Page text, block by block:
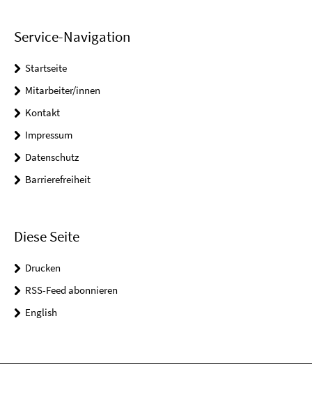
Service-Navigation
Startseite
Mitarbeiter/innen
Kontakt
Impressum
Datenschutz
Barrierefreiheit
Diese Seite
Drucken
RSS-Feed abonnieren
English